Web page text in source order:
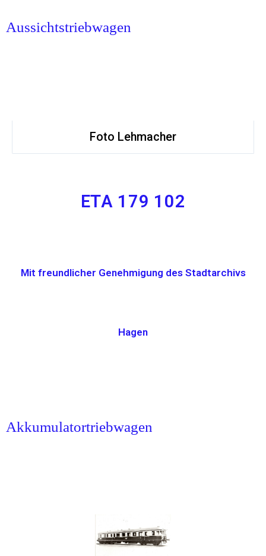
Aussichtstriebwagen
Foto Lehmacher
ETA 179 102
Mit freundlicher Genehmigung des Stadtarchivs
Hagen
Akkumulatortriebwagen